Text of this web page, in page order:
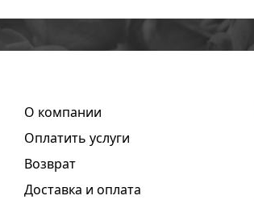
О компании
Оплатить услуги
Возврат
Доставка и оплата